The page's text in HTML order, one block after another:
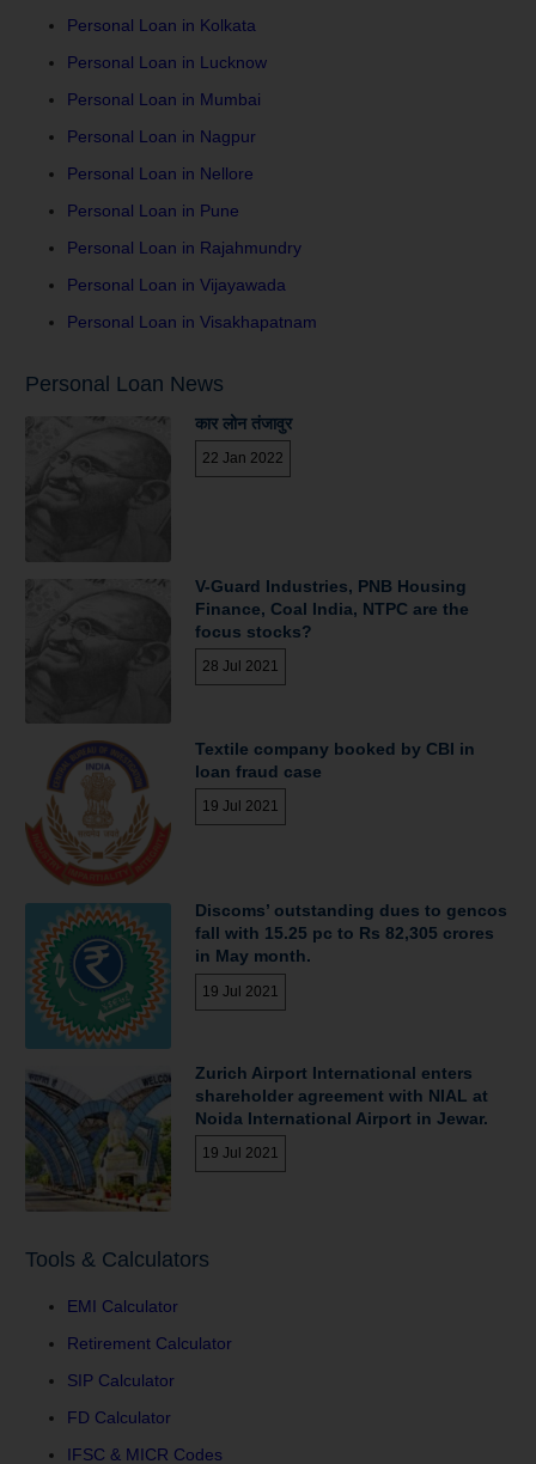
Personal Loan in Kolkata
Personal Loan in Lucknow
Personal Loan in Mumbai
Personal Loan in Nagpur
Personal Loan in Nellore
Personal Loan in Pune
Personal Loan in Rajahmundry
Personal Loan in Vijayawada
Personal Loan in Visakhapatnam
Personal Loan News
कार लोन तंजावुर
22 Jan 2022
V-Guard Industries, PNB Housing
Finance, Coal India, NTPC are the
focus stocks?
28 Jul 2021
Textile company booked by CBI in
loan fraud case
19 Jul 2021
Discoms’ outstanding dues to gencos
fall with 15.25 pc to Rs 82,305 crores
in May month.
19 Jul 2021
Zurich Airport International enters
shareholder agreement with NIAL at
Noida International Airport in Jewar.
19 Jul 2021
Tools & Calculators
EMI Calculator
Retirement Calculator
SIP Calculator
FD Calculator
IFSC & MICR Codes